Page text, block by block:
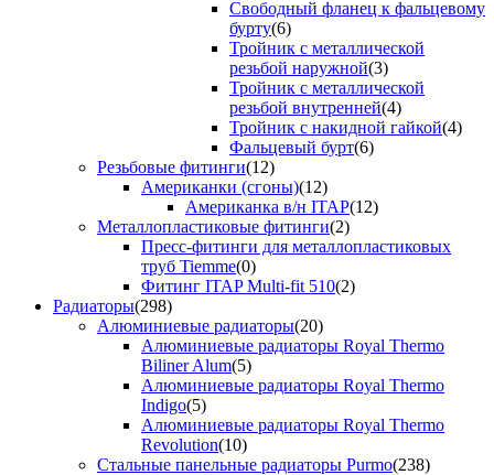
Свободный фланец к фальцевому
бурту(6)
Тройник с металлической
резьбой наружной(3)
Тройник с металлической
резьбой внутренней(4)
Тройник с накидной гайкой(4)
Фальцевый бурт(6)
Резьбовые фитинги(12)
Американки (сгоны)(12)
Американка в/н ITAP(12)
Металлопластиковые фитинги(2)
Пресс-фитинги для металлопластиковых
труб Tiemme(0)
Фитинг ITAP Multi-fit 510(2)
Радиаторы(298)
Алюминиевые радиаторы(20)
Алюминиевые радиаторы Royal Thermo
Biliner Alum(5)
Алюминиевые радиаторы Royal Thermo
Indigo(5)
Алюминиевые радиаторы Royal Thermo
Revolution(10)
Стальные панельные радиаторы Purmo(238)